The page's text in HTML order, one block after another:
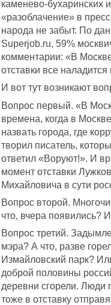
каменево-бухаринских
«разоблачение» в
народа не забыт. По
Superjob.ru, 59%
комментарии: «В
отставки все наладится
И вот тут возникают
Вопрос первый. «В
времена, когда в
назвать города, где
творил писатель,
ответил «Воруют!». И
момент отставки
Михайловича в сути
Вопрос второй.
что, вчера появились?
Вопрос третий.
мэра? А что, разве
Измайловский парк?
доброй половины
деревни сгорели. Люди
тоже в отставку